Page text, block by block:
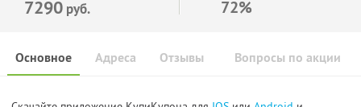
7290 руб. 72%
Основное Отзывы Вопросы по акции
Адреса